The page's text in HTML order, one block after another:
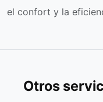
el confort y la
Otros